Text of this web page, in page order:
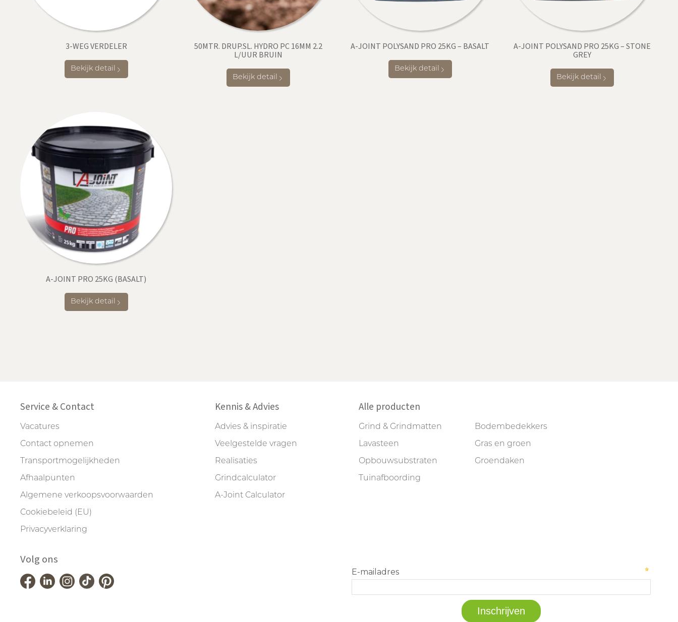
3-WEG VERDELER
Bekijk detail
50MTR. DRUP.SL. HYDRO PC 16MM 2.2
L/UUR BRUIN
Bekijk detail
A-JOINT POLYSAND PRO 25KG – BASALT
Bekijk detail
A-JOINT POLYSAND PRO 25KG – STONE
GREY
Bekijk detail
A-JOINT PRO 25KG (BASALT)
Bekijk detail
Service & Contact
Vacatures
Contact opnemen
Transportmogelijkheden
Afhaalpunten
Algemene verkoopsvoorwaarden
Cookiebeleid (EU)
Privacyverklaring
Kennis & Advies
Advies & inspiratie
Veelgestelde vragen
Realisaties
Grindcalculator
A-Joint Calculator
Alle producten
Grind & Grindmatten
Lavasteen
Opbouwsubstraten
Tuinafboording
Bodembedekkers
Gras en groen
Groendaken
Volg ons